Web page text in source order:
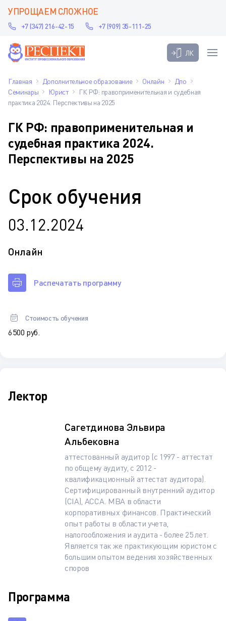
УПРОЩАЕМ СЛОЖНОЕ
+7 (347) 216-42-15 +7 (909) 35-111-25
ЛК
Главная Дополнительное образование Онлайн
Дпо
Семинары
Юрист
ГК РФ: правоприменительная и судебная
практика 2024. Перспективы на 2025
ГК РФ: правоприменительная и
судебная практика 2024.
Перспективы на 2025
Срок обучения
03.12.2024
Онлайн
Распечатать программу
Стоимость обучения
6 500 руб.
Лектор
Сагетдинова Эльвира
Альбековна
аттестованный аудитор (c 1997 - аттестат
по общему аудиту, c 2012 -
квалификационный аттестат аудитора).
Сертифицированный внутренний аудитор
(CIA), АССА. MBA в области
корпоративных финансов. Практический
опыт работы в области учета,
налогообложения и аудита - более 25 лет.
Является так же практикующим юристом с
большим опытом ведения хозяйственных
споров
Программа